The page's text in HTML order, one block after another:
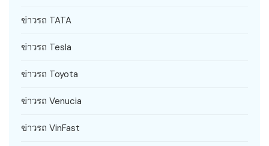
ข่าวรถ TATA
ข่าวรถ Tesla
ข่าวรถ Toyota
ข่าวรถ Venucia
ข่าวรถ VinFast